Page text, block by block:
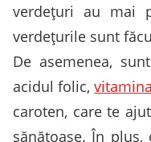
verdeţuri au mai
verdeţurile sunt
De asemenea,
acidul folic,vitamina
caroten, care te
sănătoase. În